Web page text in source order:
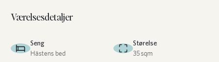
Værelsesdetaljer
Seng
Hästens bed
Størelse
35sqm